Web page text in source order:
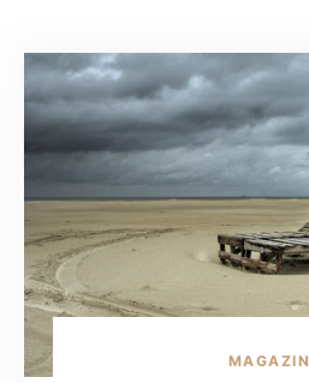
MAGAZIN